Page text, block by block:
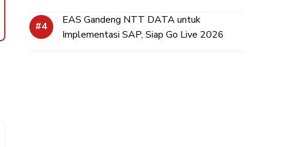
EAS Gandeng NTT DATA untuk
Implementasi SAP, Siap Go Live 2026